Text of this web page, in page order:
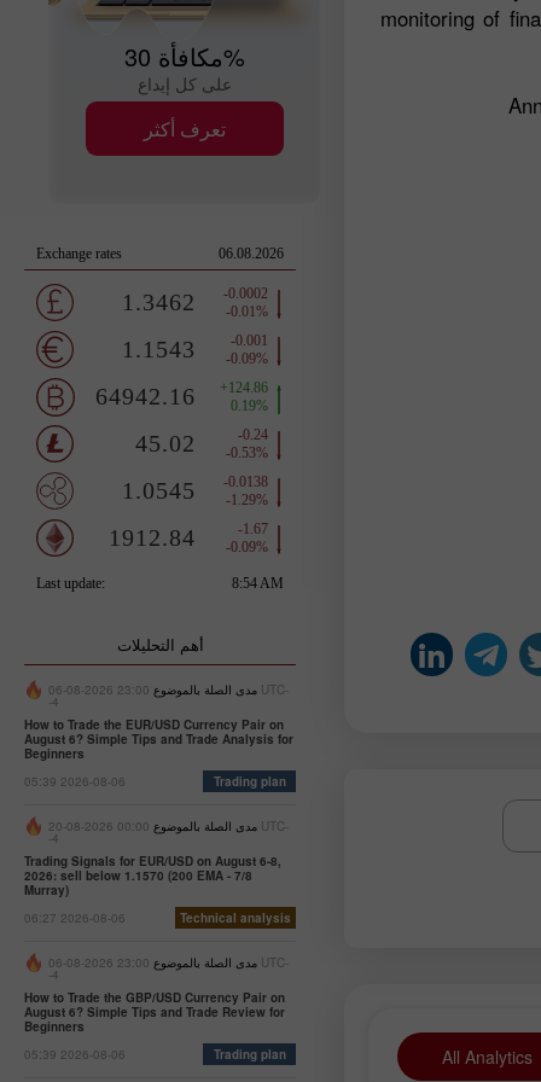
monitoring of
All Analytics
مكافأة 30%
على كل إيداع
تعرف أكثر
أهم التحليلات
مدى الصلة بالموضوع 23:00 2026-08-06 UTC-
-4
How to Trade the EUR/USD Currency Pair on
August 6? Simple Tips and Trade Analysis for
Beginners
05:39 2026-08-06
Trading plan
مدى الصلة بالموضوع 00:00 2026-08-20 UTC-
-4
Trading Signals for EUR/USD on August 6-8,
2026: sell below 1.1570 (200 EMA - 7/8
Murray)
06:27 2026-08-06
Technical analysis
مدى الصلة بالموضوع 23:00 2026-08-06 UTC-
-4
How to Trade the GBP/USD Currency Pair on
August 6? Simple Tips and Trade Review for
Beginners
05:39 2026-08-06
Trading plan